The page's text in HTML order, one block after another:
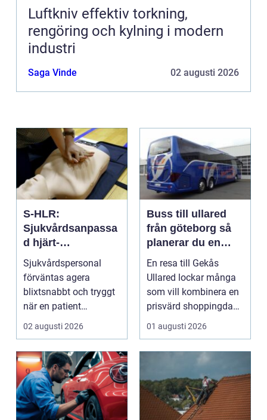
Luftkniv effektiv torkning,
rengöring och kylning i modern
industri
Saga Vinde 02 augusti 2026
S-HLR:
Sjukvårdsanpassa
d hjärt-
lungräddning som
räddar liv
Sjukvårdspersonal
förväntas agera
blixtsnabbt och tryggt
när en patient
drabbas...
02 augusti 2026
Buss till ullared
från göteborg så
planerar du en
smidig
shoppingdag
En resa till Gekås
Ullared lockar många
som vill kombinera en
prisvärd shoppingdag
med en enkel och ...
01 augusti 2026